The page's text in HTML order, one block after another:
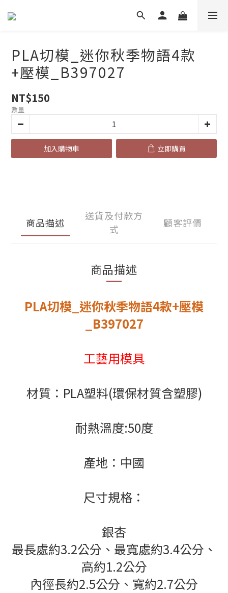
PLA切模_迷你秋季物語4款
+壓模_B397027
NT$150
數量
加入購物車 立即購買
商品描述
送貨及付款方
式
顧客評價
商品描述
PLA切模_迷你秋季物語4款+壓模
_B397027
工藝用模具
材質：PLA塑料(環保材質含塑膠)
耐熱溫度:50度
產地：中國
尺寸規格：
銀杏
最長處約3.2公分、最寬處約3.4公分、
高約1.2公分
內徑長約2.5公分、寬約2.7公分